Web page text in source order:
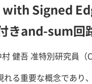
Signed
きand-sum回
健吾 准特別研究員（
る重要な概念であり